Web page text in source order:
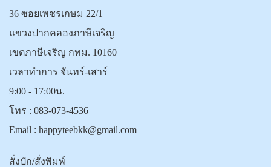
36 ซอยเพชรเกษม 22/1
แขวงปากคลองภาษีเจริญ
เขตภาษีเจริญ กทม. 10160
เวลาทำการ จันทร์-เสาร์
9:00 - 17:00น.
โทร : 083-073-4536
Email : happyteebkk@gmail.com
สั่งปัก/สั่งพิมพ์